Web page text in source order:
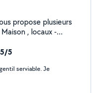
Mr Carafa Yann
5
serviable. Je